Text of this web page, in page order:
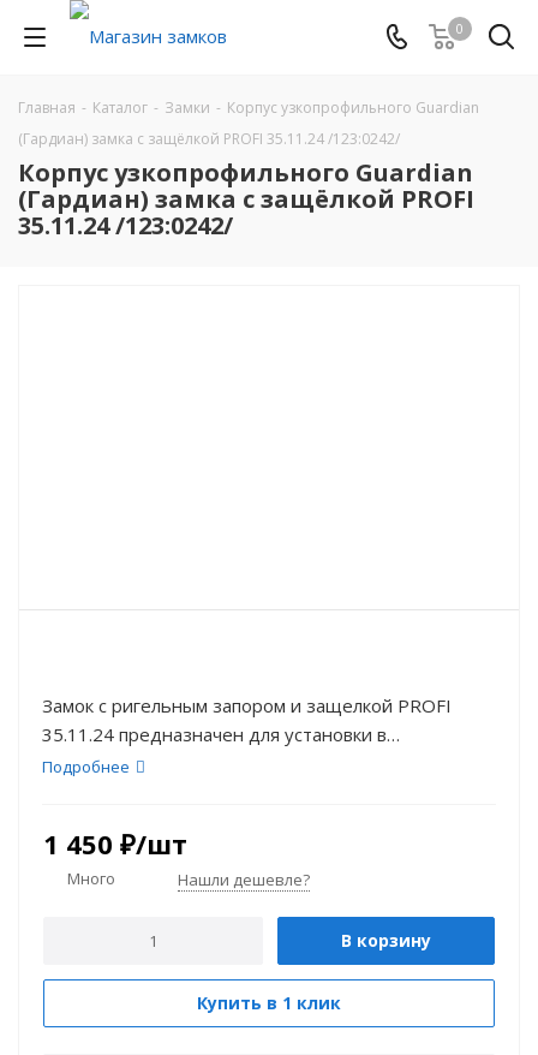
0
Главная - Каталог - Замки - Корпус узкопрофильного Guardian
(Гардиан) замка с защёлкой PROFI 35.11.24 /123:0242/
Корпус узкопрофильного Guardian
(Гардиан) замка с защёлкой PROFI
35.11.24 /123:0242/
Замок с ригельным запором и защелкой PROFI
35.11.24 предназначен для установки в
алюминиевые, пластиковые и деревянные двери.
Подробнее
1 450 ₽/шт
Много Нашли дешевле?
В корзину
Купить в 1 клик